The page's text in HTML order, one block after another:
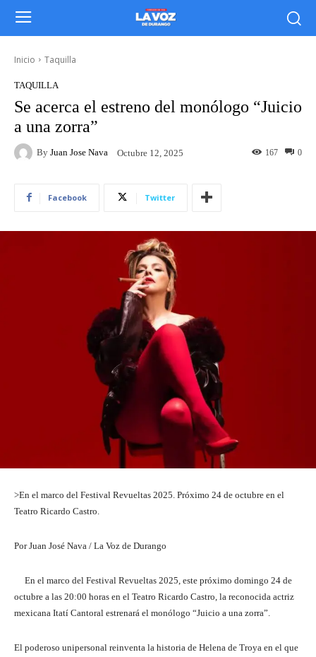
Inicio Taquilla
TAQUILLA
Se acerca el estreno del monólogo “Juicio
a una zorra”
By Juan Jose Nava Octubre 12, 2025 0
167
Facebook Twitter
>En el marco del Festival Revueltas 2025. Próximo 24 de octubre en el
Teatro Ricardo Castro.
Por Juan José Nava / La Voz de Durango
En el marco del Festival Revueltas 2025, este próximo domingo 24 de
octubre a las 20:00 horas en el Teatro Ricardo Castro, la reconocida actriz
mexicana Itatí Cantoral estrenará el monólogo “Juicio a una zorra”.
El poderoso unipersonal reinventa la historia de Helena de Troya en el que